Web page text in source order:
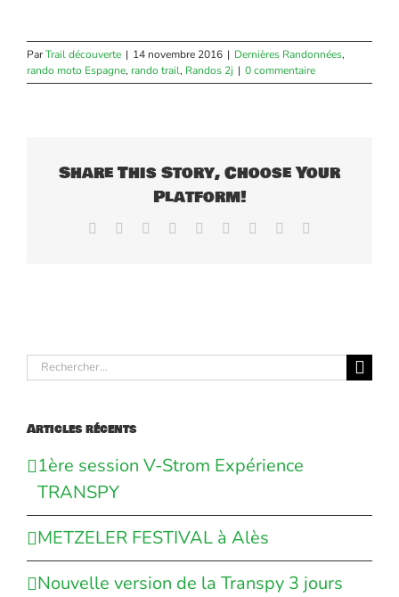
ParTrail découverte | 14 novembre 2016 | Dernières Randonnées,
rando moto Espagne, rando trail, Randos 2j | 0 commentaire
Share This Story, Choose Your
Platform!
Facebook Reddit LinkedInWhatsApp
TumblrPinterest
Rechercher:
Articles récents
1ère session V-Strom Expérience
TRANSPY
METZELER FESTIVAL à Alès
Nouvelle version de la Transpy 3 jours